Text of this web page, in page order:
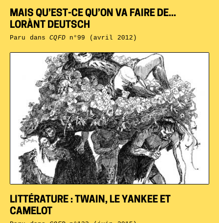
LITTÉRATURE : TWAIN, LE YANKEE ET
CAMELOT
MAIS QU’EST-CE QU’ON VA FAIRE DE...
LORÀNT DEUTSCH
Paru dansCQFDn°99 (avril 2012)